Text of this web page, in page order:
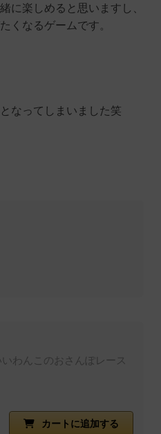
に楽しめると思いますし、
くなるゲームです。
なってしまいました笑
わんこのおさんぽレース
カートに追加する